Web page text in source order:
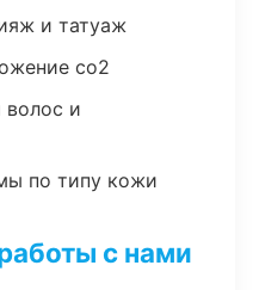
и татуаж
co2
волос и
по типу кожи
с нами